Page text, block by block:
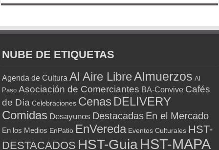
NUBE DE ETIQUETAS
Agenda de Cultura Al Aire LibreAlmuerzos Al
Paso Asociación de Comerciantes BA-Convive Cafés
de Día Celebraciones Cenas DELIVERY
Comidas Desayunos Destacadas En el Mercado
En los Medios EnPatio EnVereda Eventos Culturales HST-
DESTACADOS HST-GuiaHST-MAPA